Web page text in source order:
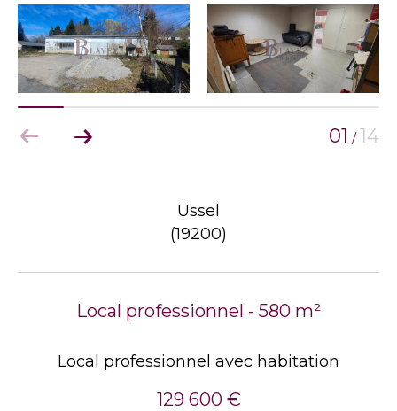
01 /14
Ussel
(19200)
Local professionnel - 580 m²
Local professionnel avec habitation
129 600 €